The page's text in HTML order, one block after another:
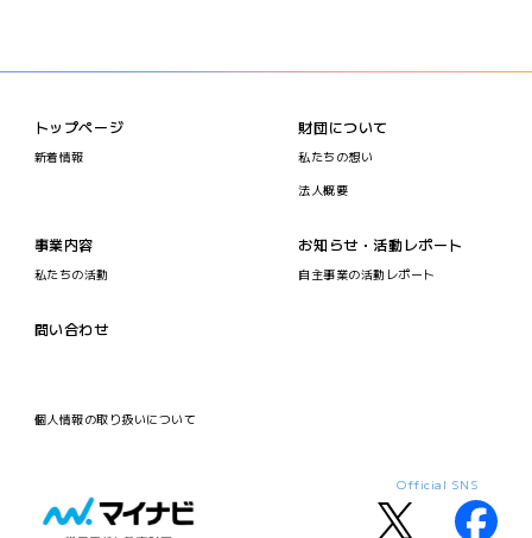
トップページ
新着情報
財団について
私たちの想い
法人概要
事業内容
私たちの活動
お知らせ・活動レポート
自主事業の活動レポート
問い合わせ
個人情報の取り扱いについて
Official SNS